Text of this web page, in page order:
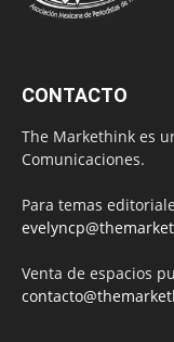
CONTACTO
The Markethink es
Comunicaciones.
Para temas
Venta de espacios